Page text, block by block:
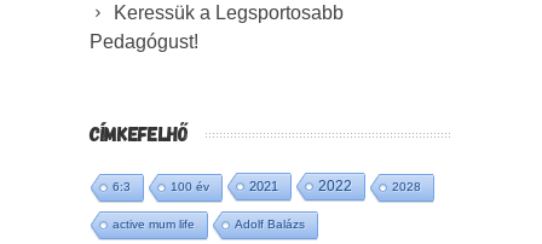
Keressük a Legsportosabb
Pedagógust!
CÍMKEFELHŐ
6:3 100 év 2021 2022 2028
active mum life Adolf Balázs